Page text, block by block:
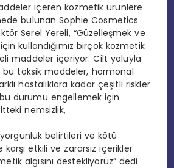
içeren kozmetik ürünlere
bulunan Sophie Cosmetics
Serel Yereli, “Güzelleşmek ve
kullandığımız birçok kozmetik
maddeler içeriyor. Cilt yoluyla
toksik maddeler, hormonal
hastalıklara kadar çeşitli riskler
bu durumu engellemek için
nemsizlik,
belirtileri ve kötü
etkili ve zararsız içerikler
algısını destekliyoruz” dedi.